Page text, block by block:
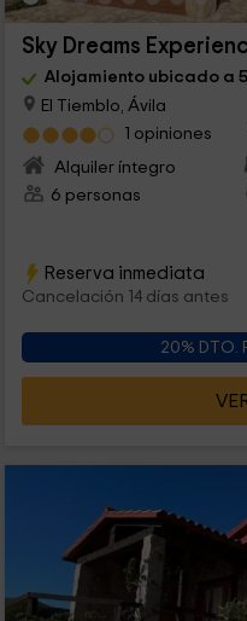
Sky Dreams
Alojamiento ubicado a
El Tiemblo, Ávila
1 opiniones
Alquiler íntegro
6 personas
Reserva inmediata
Cancelación 14 días antes
20% DTO.